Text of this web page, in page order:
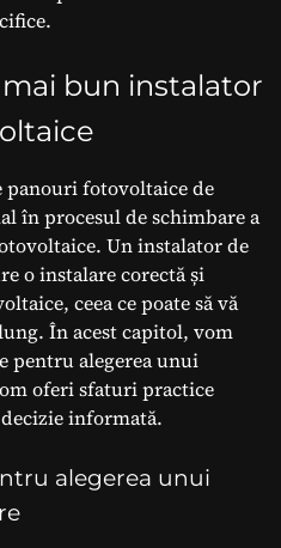
bun instalator
panouri fotovoltaice de
în procesul de schimbare a
Un instalator de
o instalare corectă și
ceea ce poate să vă
În acest capitol, vom
pentru alegerea unui
oferi sfaturi practice
informată.
alegerea unui